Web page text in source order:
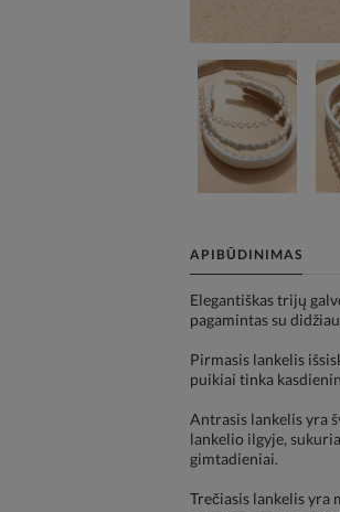
APIBŪDINIMAS
Elegantiškas trijų
pagamintas su
Pirmasis lankelis
puikiai tinka
Antrasis lankelis yra
lankelio ilgyje,
gimtadieniai.
Trečiasis lankelis yra